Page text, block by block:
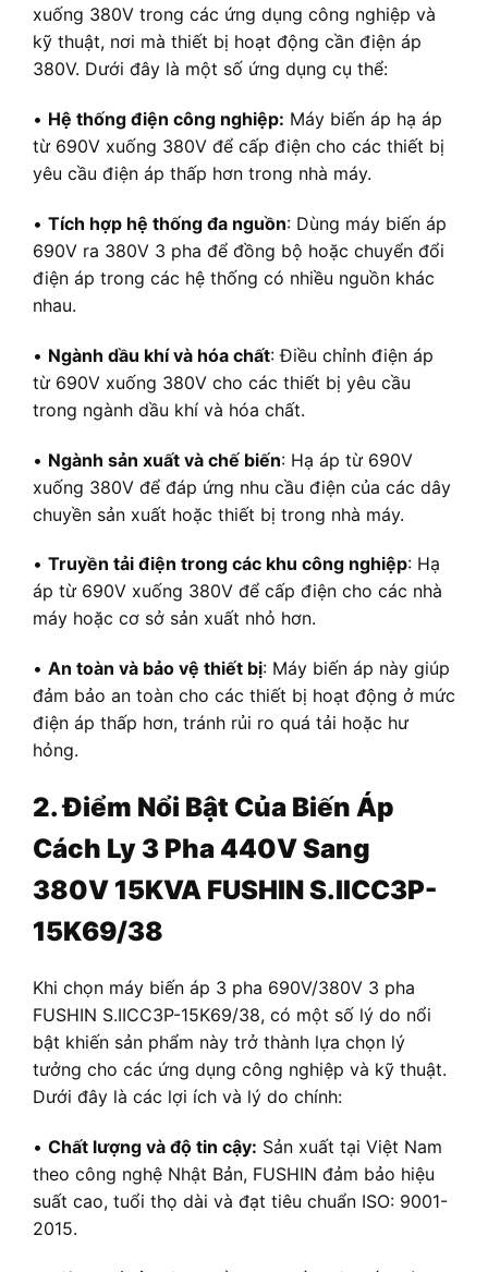
xuống 380V trong các ứng dụng công nghiệp và
kỹ thuật, nơi mà thiết bị hoạt động cần điện áp
380V. Dưới đây là một số ứng dụng cụ thể:
• Hệ thống điện công nghiệp: Máy biến áp hạ áp
từ 690V xuống 380V để cấp điện cho các thiết bị
yêu cầu điện áp thấp hơn trong nhà máy.
• Tích hợp hệ thống đa nguồn: Dùng máy biến áp
690V ra 380V 3 pha để đồng bộ hoặc chuyển đổi
điện áp trong các hệ thống có nhiều nguồn khác
nhau.
• Ngành dầu khí và hóa chất: Điều chỉnh điện áp
từ 690V xuống 380V cho các thiết bị yêu cầu
trong ngành dầu khí và hóa chất.
• Ngành sản xuất và chế biến: Hạ áp từ 690V
xuống 380V để đáp ứng nhu cầu điện của các dây
chuyền sản xuất hoặc thiết bị trong nhà máy.
• Truyền tải điện trong các khu công nghiệp: Hạ
áp từ 690V xuống 380V để cấp điện cho các nhà
máy hoặc cơ sở sản xuất nhỏ hơn.
• An toàn và bảo vệ thiết bị: Máy biến áp này giúp
đảm bảo an toàn cho các thiết bị hoạt động ở mức
điện áp thấp hơn, tránh rủi ro quá tải hoặc hư
hỏng.
2. Điểm Nổi Bật Của Biến Áp
Cách Ly 3 Pha 440V Sang
380V 15KVA FUSHIN S.IICC3P-
15K69/38
Khi chọn máy biến áp 3 pha 690V/380V 3 pha
FUSHIN S.IICC3P-15K69/38, có một số lý do nổi
bật khiến sản phẩm này trở thành lựa chọn lý
tưởng cho các ứng dụng công nghiệp và kỹ thuật.
Dưới đây là các lợi ích và lý do chính:
• Chất lượng và độ tin cậy: Sản xuất tại Việt Nam
theo công nghệ Nhật Bản, FUSHIN đảm bảo hiệu
suất cao, tuổi thọ dài và đạt tiêu chuẩn ISO: 9001-
2015.